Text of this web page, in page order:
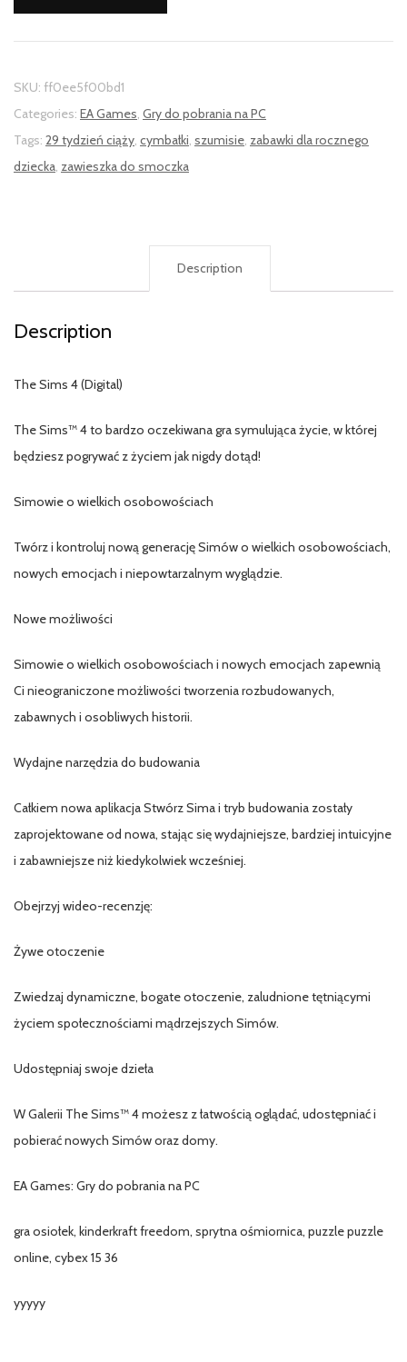
SKU: ff0ee5f00bd1
Categories: EA Games, Gry do pobrania na PC
Tags: 29 tydzień ciąży, cymbałki, szumisie, zabawki dla rocznego
dziecka, zawieszka do smoczka
Description
Description
The Sims 4 (Digital)
The Sims™ 4 to bardzo oczekiwana gra symulująca życie, w której
będziesz pogrywać z życiem jak nigdy dotąd!
Simowie o wielkich osobowościach
Twórz i kontroluj nową generację Simów o wielkich osobowościach,
nowych emocjach i niepowtarzalnym wyglądzie.
Nowe możliwości
Simowie o wielkich osobowościach i nowych emocjach zapewnią
Ci nieograniczone możliwości tworzenia rozbudowanych,
zabawnych i osobliwych historii.
Wydajne narzędzia do budowania
Całkiem nowa aplikacja Stwórz Sima i tryb budowania zostały
zaprojektowane od nowa, stając się wydajniejsze, bardziej intuicyjne
i zabawniejsze niż kiedykolwiek wcześniej.
Obejrzyj wideo-recenzję:
Żywe otoczenie
Zwiedzaj dynamiczne, bogate otoczenie, zaludnione tętniącymi
życiem społecznościami mądrzejszych Simów.
Udostępniaj swoje dzieła
W Galerii The Sims™ 4 możesz z łatwością oglądać, udostępniać i
pobierać nowych Simów oraz domy.
EA Games: Gry do pobrania na PC
gra osiołek, kinderkraft freedom, sprytna ośmiornica, puzzle puzzle
online, cybex 15 36
yyyyy